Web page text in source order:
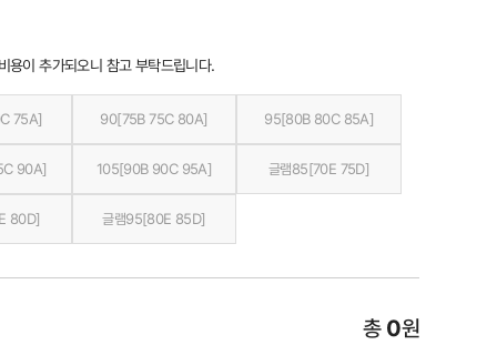
용이 추가되오니 참고 부탁드립니다.
75A] 90[75B 75C 80A] 95[80B 80C 85A]
90A] 105[90B 90C 95A] 글램85[70E 75D]
80D] 글램95[80E 85D]
총 0원